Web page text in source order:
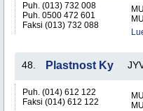
Puh. (013) 732 008
Puh. 0500 472 601
Faksi (013) 732 088
48. Plastnost Ky
Puh. (014) 612 122
Faksi (014) 612 122